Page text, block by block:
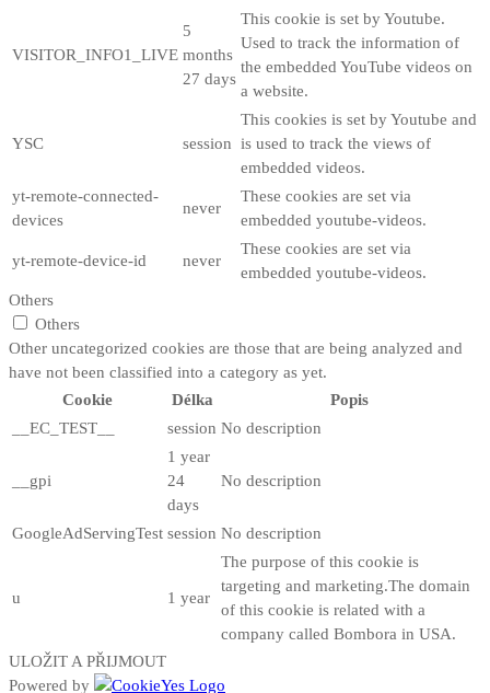
VISITOR_INFO1_LIVE
5
months
27 days
This cookie is set by Youtube.
Used to track the information of
the embedded YouTube videos on
a website.
YSC session
This cookies is set by Youtube and
is used to track the views of
embedded videos.
yt-remote-connected-
devices
never
These cookies are set via
embedded youtube-videos.
yt-remote-device-id never
These cookies are set via
embedded youtube-videos.
Others
Others
Other uncategorized cookies are those that are being analyzed and
have not been classified into a category as yet.
Cookie
Délka
Popis
__EC_TEST__
session No description
__gpi
1 year
24
days
No description
GoogleAdServingTest session No description
u 1 year
The purpose of this cookie is
targeting and marketing.The domain
of this cookie is related with a
company called Bombora in USA.
ULOŽIT A PŘIJMOUT
Powered by